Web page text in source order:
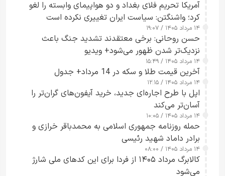
آمریکا تحریم فلای بغداد و دو هواپیمای وابسته را لغو
کرد؛ واشنگتن: سیاست ایران تغییری نکرده است
۱۴ مرداد ۱۴۰۵ / ۱۹:۰۷
حسن روحانی: برخی معتقدند تشدید جنگ باعث
نزدیک‌تر شدن ظهور می‌شود+ ویدیو
۱۴ مرداد ۱۴۰۵ / ۱۵:۴۹
آخرین قیمت طلا و سکه در 14 مرداد+ جدول
۱۴ مرداد ۱۴۰۵ / ۱۲:۱۵
اپل با طرح اجاره‌ای جدید، خرید آیفون‌های گران‌تر را
آسان‌تر می‌کند
۱۴ مرداد ۱۴۰۵ / ۱۰:۰۵
حمله روزنامه جمهوری اسلامی به محمدباقر خرازی و
برادر داماد شهید رئیسی
۱۴ مرداد ۱۴۰۵ / ۰۸:۰۰
کالابرگ مرداد ۱۴۰۵ از فردا برای این کدهای ملی شارژ
می‌شود